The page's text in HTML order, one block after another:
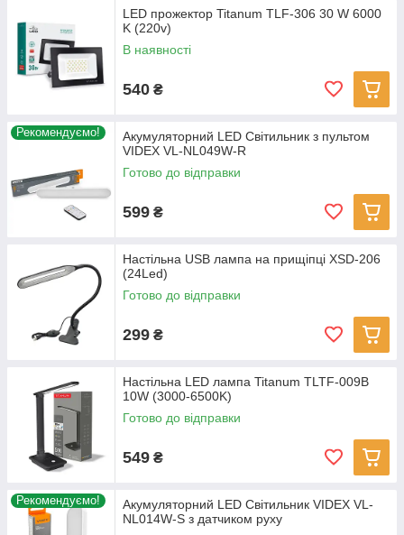
LED прожектор Titanum TLF-306 30 W 6000
K (220v)
В наявності
540 ₴
Рекомендуємо!
Акумуляторний LED Світильник з пультом
VIDEX VL-NL049W-R
Готово до відправки
599 ₴
Настільна USB лампа на прищіпці XSD-206
(24Led)
Готово до відправки
299 ₴
Настільна LED лампа Titanum TLTF-009B
10W (3000-6500K)
Готово до відправки
549 ₴
Рекомендуємо!
Акумуляторний LED Світильник VIDEX VL-
NL014W-S з датчиком руху